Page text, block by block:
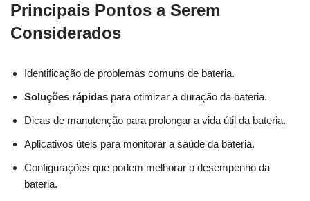
Principais Pontos a Serem
Considerados
Identificação de problemas comuns de bateria.
Soluções rápidas para otimizar a duração da bateria.
Dicas de manutenção para prolongar a vida útil da bateria.
Aplicativos úteis para monitorar a saúde da bateria.
Configurações que podem melhorar o desempenho da
bateria.